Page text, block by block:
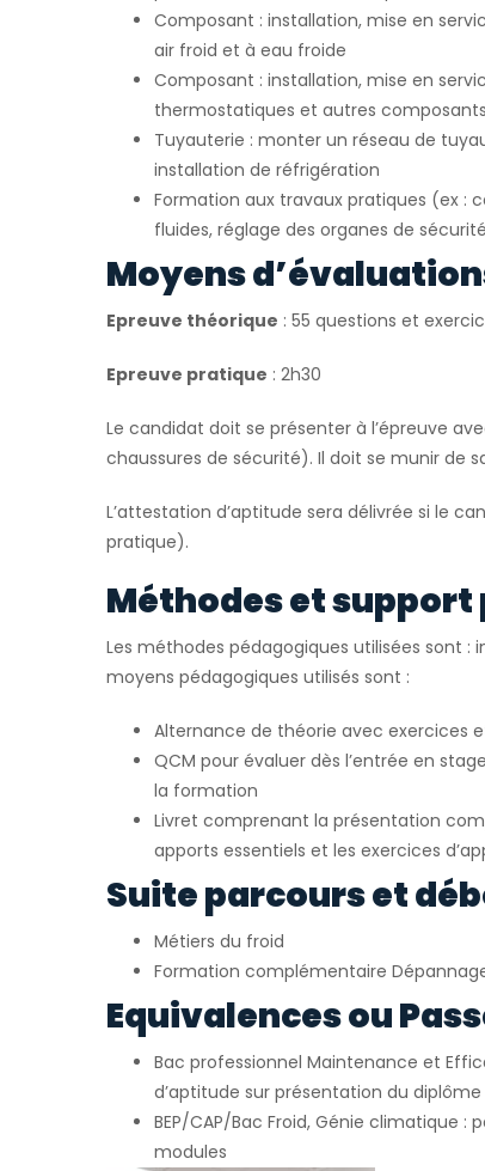
Composant : installation, mise en
air froid et à eau froide
Composant : installation, mise en
thermostatiques et autres composants
Tuyauterie : monter un réseau de
installation de réfrigération
Formation aux travaux pratiques (ex :
fluides, réglage des organes de
Moyens
Epreuve théorique : 55 questions et
Epreuve pratique : 2h30
Le candidat doit se présenter à l’épreuve
chaussures de sécurité). Il doit se munir de
L’attestation d’aptitude sera délivrée si le
pratique).
Méthodes et
Les méthodes pédagogiques utilisées sont
moyens pédagogiques utilisés sont :
Alternance de théorie avec exercices
QCM pour évaluer dès l’entrée en
la formation
Livret comprenant la présentation
apports essentiels et les exercices
Suite parcours et
Métiers du froid
Formation complémentaire
Equivalences ou
Bac professionnel Maintenance et
d’aptitude sur présentation du
BEP/CAP/Bac Froid, Génie climatique
modules